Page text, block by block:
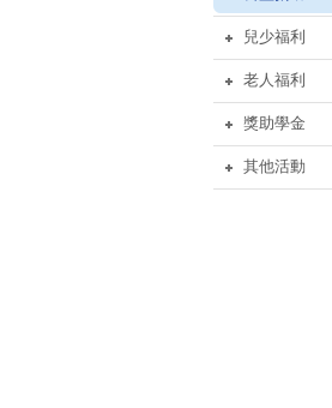
兒少福利
老人福利
獎助學金
其他活動